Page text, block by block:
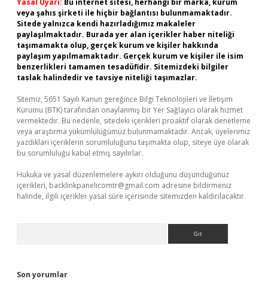
Yasal Uyarı: Bu internet sitesi, herhangi bir marka, kurum
veya şahıs şirketi ile hiçbir bağlantısı bulunmamaktadır.
Sitede yalnızca kendi hazırladığımız makaleler
paylaşılmaktadır. Burada yer alan içerikler haber niteliği
taşımamakta olup, gerçek kurum ve kişiler hakkında
paylaşım yapılmamaktadır. Gerçek kurum ve kişiler ile isim
benzerlikleri tamamen tesadüfidir. Sitemizdeki bilgiler
taslak halindedir ve tavsiye niteliği taşımazlar.
Sitemiz, 5651 Sayılı Kanun gereğince Bilgi Teknolojileri ve İletişim
Kurumu (BTK) tarafından onaylanmış bir Yer Sağlayıcı olarak hizmet
vermektedir. Bu nedenle, sitedeki içerikleri proaktif olarak denetleme
veya araştırma yükümlülüğümüz bulunmamaktadır. Ancak, üyelerimiz
yazdıkları içeriklerin sorumluluğunu taşımakta olup, siteye üye olarak
bu sorumluluğu kabul etmiş sayılırlar.
Hukuka ve yasal düzenlemelere aykırı olduğunu düşündüğünüz
içerikleri, backlinkpanelicomtr@gmail.com adresine bildirmeniz
halinde, ilgili içerikler yasal süre içerisinde sitemizden kaldırılacaktır.
Son yorumlar